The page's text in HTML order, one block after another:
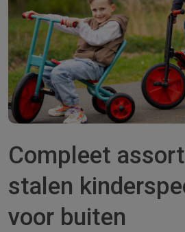
Compleet
stalen
voor buiten